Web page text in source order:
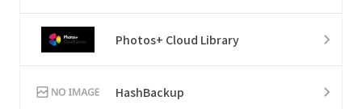
Photos+ Cloud Library
HashBackup